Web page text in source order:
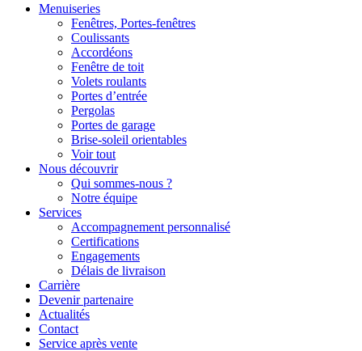
Menuiseries
Fenêtres, Portes-fenêtres
Coulissants
Accordéons
Fenêtre de toit
Volets roulants
Portes d’entrée
Pergolas
Portes de garage
Brise-soleil orientables
Voir tout
Nous découvrir
Qui sommes-nous ?
Notre équipe
Services
Accompagnement personnalisé
Certifications
Engagements
Délais de livraison
Carrière
Devenir partenaire
Actualités
Contact
Service après vente